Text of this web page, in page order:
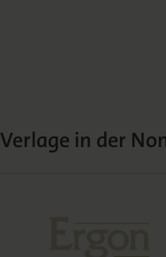
Verlage in der